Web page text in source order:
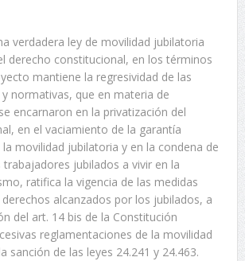
verdadera ley de movilidad jubilatoria
derecho constitucional, en los términos
mantiene la regresividad de las
normativas, que en materia de
encarnaron en la privatización del
en el vaciamiento de la garantía
movilidad jubilatoria y en la condena de
jubilados a vivir en la
ratifica la vigencia de las medidas
alcanzados por los jubilados, a
del art. 14 bis de la Constitución
reglamentaciones de la movilidad
sanción de las leyes 24.241 y 24.463.